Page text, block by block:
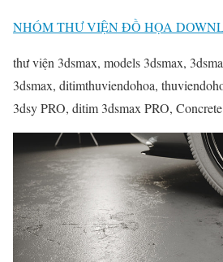
NHÓM THƯ VIỆN ĐỒ HỌA
thư viện 3dsmax, models 3dsmax,
3dsmax, ditimthuviendohoa,
3dsy PRO, ditim 3dsmax PRO,